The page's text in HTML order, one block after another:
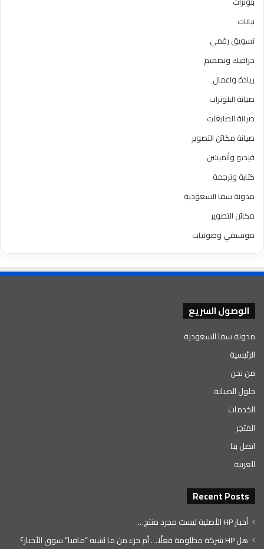
بيانات
تسويق رقمي
جرافيك وتصميم
ريادة واعمال
صيانة البلوترات
صيانة الطابعات
صيانة مكائن التصوير
فيديو وأنميشن
كتابة وترجمة
مدونة سفا السعودية
مكائن التصوير
موسيقي وصوتيات
الوصول السريع
مدونة سفا السعودية
الرئيسية
من نحن
حلول الصيانة
الخدمات
المتجر
اتصل بنا
العربية
Recent Posts
أحبار HP الأصلية ليست مجرد منتج…
هل HP شركة مظلومة فعلًا… أم جزء من ما يُشبه “مافيا” سوق الأحبار؟